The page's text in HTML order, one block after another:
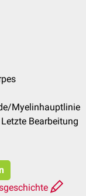
Myelinhauptlinie
Bearbeitung